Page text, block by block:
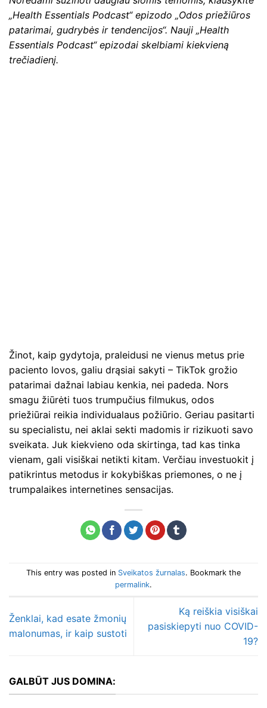
„Health Essentials Podcast“ epizodo „Odos priežiūros
patarimai, gudrybės ir tendencijos“. Nauji „Health
Essentials Podcast“ epizodai skelbiami kiekvieną
trečiadienį.
Žinot, kaip gydytoja, praleidusi ne vienus metus prie
paciento lovos, galiu drąsiai sakyti – TikTok grožio
patarimai dažnai labiau kenkia, nei padeda. Nors
smagu žiūrėti tuos trumpučius filmukus, odos
priežiūrai reikia individualaus požiūrio. Geriau pasitarti
su specialistu, nei aklai sekti madomis ir rizikuoti savo
sveikata. Juk kiekvieno oda skirtinga, tad kas tinka
vienam, gali visiškai netikti kitam. Verčiau investuokit į
patikrintus metodus ir kokybiškas priemones, o ne į
trumpalaikes internetines sensacijas.
This entry was posted in Sveikatos žurnalas. Bookmark the
permalink.
Ženklai, kad esate žmonių
malonumas, ir kaip sustoti
Ką reiškia visiškai
pasiskiepyti nuo COVID-
19?
GALBŪT JUS DOMINA: